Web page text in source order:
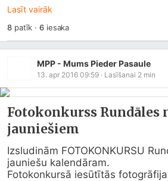
Lasīt vairāk
8patīk ·6iesaka
MPP - Mums Pieder Pasaule
13. apr 2016 09:59 · Lasīšanai 2 min
Fotokonkurss Rundāles
jauniešiem
Izsludinām FOTOKONKURSU
jauniešu kalendāram.
Fotokonkursā iesūtītās